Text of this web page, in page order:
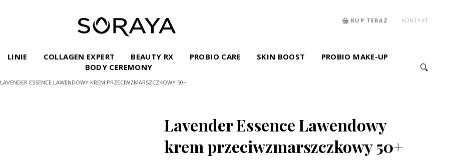
LINIE COLLAGEN EXPERT BEAUTY RX PROBIO CARE SKIN BOOST
PROBIO MAKE-UP
BODY CEREMONY
KUP TERAZ KONTAKT
LAVENDER ESSENCE LAWENDOWY KREM PRZECIWZMARSZCZKOWY 50+
Lavender Essence Lawendowy
krem przeciwzmarszczkowy 50+